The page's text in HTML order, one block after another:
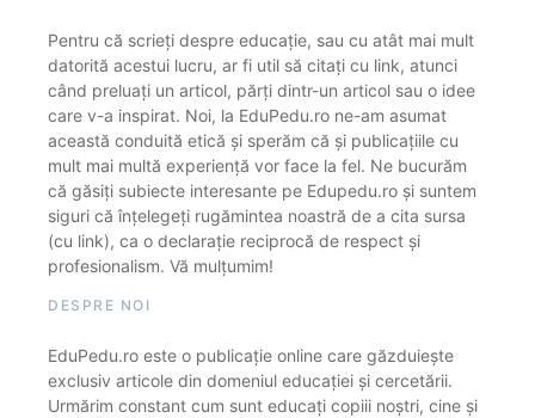
Pentru că scrieți despre educație, sau cu atât mai mult
datorită acestui lucru, ar fi util să citați cu link, atunci
când preluați un articol, părți dintr-un articol sau o idee
care v-a inspirat. Noi, la EduPedu.ro ne-am asumat
această conduită etică și sperăm că și publicațiile cu
mult mai multă experiență vor face la fel. Ne bucurăm
că găsiți subiecte interesante pe Edupedu.ro și suntem
siguri că înțelegeți rugămintea noastră de a cita sursa
(cu link), ca o declarație reciprocă de respect și
profesionalism. Vă mulțumim!
DESPRE NOI
EduPedu.ro este o publicație online care găzduiește
exclusiv articole din domeniul educației și cercetării.
Urmărim constant cum sunt educați copiii noștri, cine și